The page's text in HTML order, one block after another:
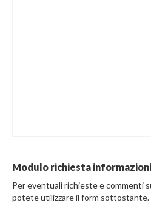
Modulo richiesta informazioni
Per eventuali richieste e commenti
potete utilizzare il form sottostante.